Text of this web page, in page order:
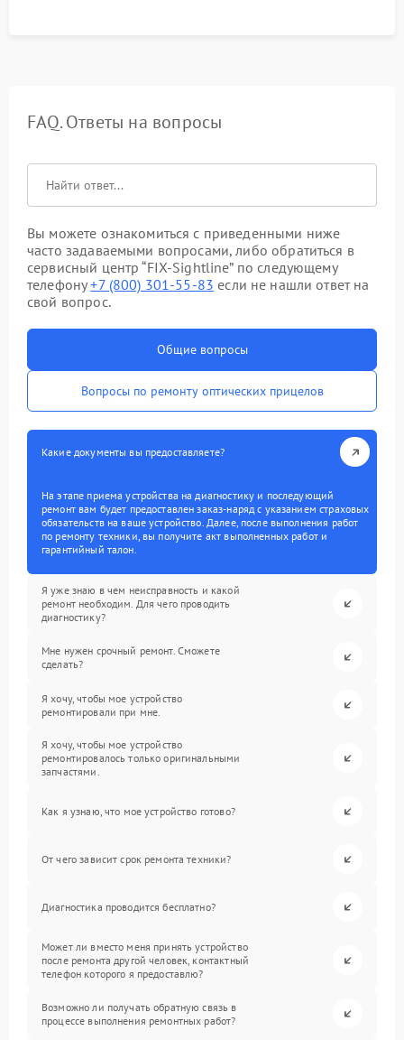
FAQ. Ответы на вопросы
Вы можете ознакомиться с приведенными ниже
часто задаваемыми вопросами, либо обратиться в
сервисный центр “FIX-Sightline” по следующему
телефону+7 (800) 301-55-83 если не нашли ответ на
свой вопрос.
Общие вопросы
Вопросы по ремонту оптических прицелов
Какие документы вы предоставляете?
На этапе приема устройства на диагностику и последующий
ремонт вам будет предоставлен заказ-наряд с указанием страховых
обязательств на ваше устройство. Далее, после выполнения работ
по ремонту техники, вы получите акт выполненных работ и
гарантийный талон.
Я уже знаю в чем неисправность и какой
ремонт необходим. Для чего проводить
диагностику?
Мне нужен срочный ремонт. Сможете
сделать?
Я хочу, чтобы мое устройство
ремонтировали при мне.
Я хочу, чтобы мое устройство
ремонтировалось только оригинальными
запчастями.
Как я узнаю, что мое устройство готово?
От чего зависит срок ремонта техники?
Диагностика проводится бесплатно?
Может ли вместо меня принять устройство
после ремонта другой человек, контактный
телефон которого я предоставлю?
Возможно ли получать обратную связь в
процессе выполнения ремонтных работ?